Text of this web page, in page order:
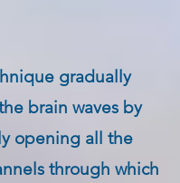
gradually
brain waves by
opening all the
through which